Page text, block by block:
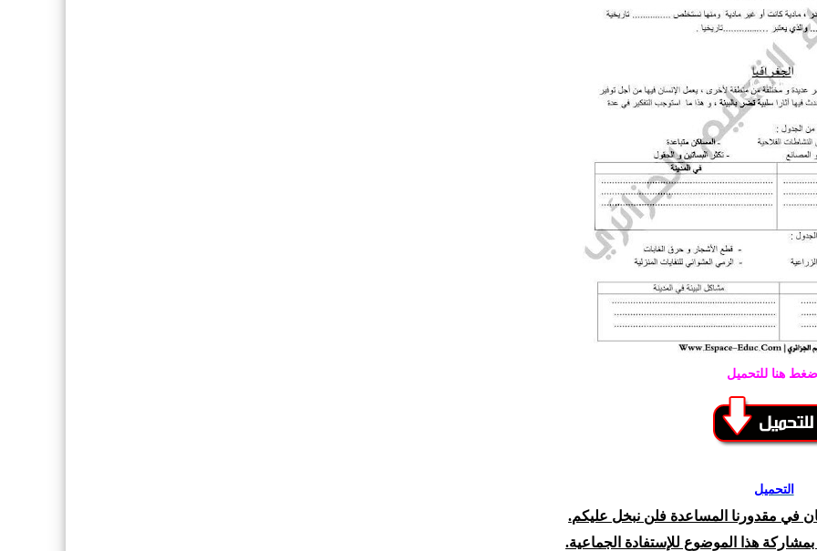
هنا للتحميل
التحميل
في مقدورنا المساعدة فلن نبخل عليكم.
هذا الموضوع للإستفادة الجماعية.